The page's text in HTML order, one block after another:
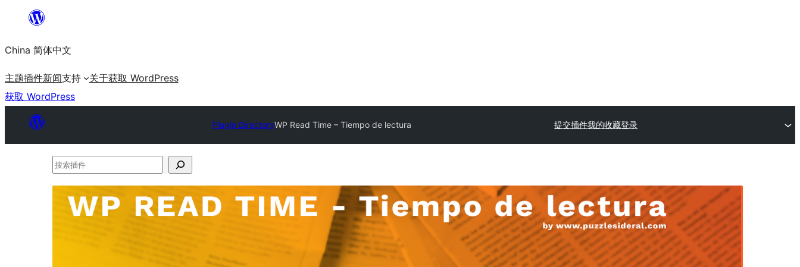
内
容
China 简体中文
主题插件新闻支持 关于获取 WordPress
获取 WordPress
Plugin DirectoryWP Read Time – Tiempo de lectura 提交插件我的收藏登录
搜